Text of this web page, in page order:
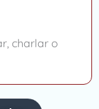
charlar o